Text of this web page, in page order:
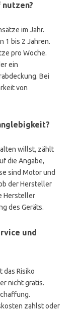
im Jahr.
1 bis 2 Jahren.
pro Woche.
ein
Bei
von
willst, zählt
die Angabe,
sind Motor und
der Hersteller
Hersteller
des Geräts.
und
Risiko
nicht gratis.
zahlst oder